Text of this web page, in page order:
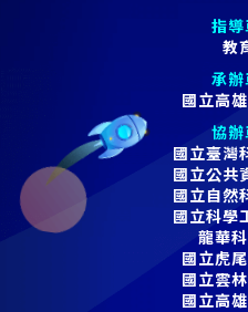
指
教
承
國立高
協
國立臺灣
國立公共
國立自然
國立科學
龍華
國立虎
國立雲
國立高